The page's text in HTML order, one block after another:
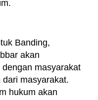
Banding,
akan
masyarakat
masyarakat.
hukum akan